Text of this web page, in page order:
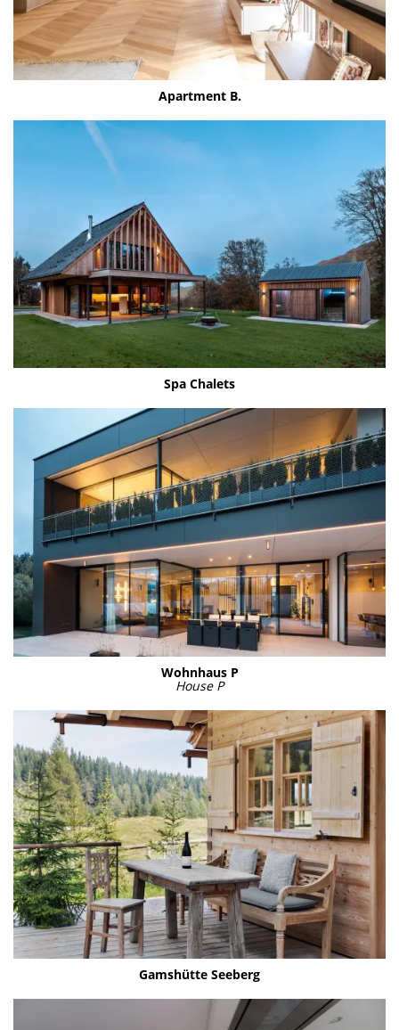
Apart­ment B.
Spa Cha­lets
Wohn­haus P
House P
Gams­hüt­te See­berg